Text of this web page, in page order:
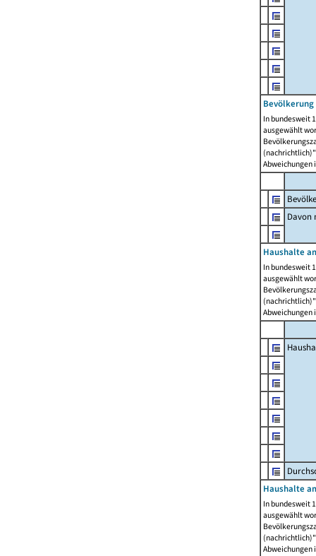
In bundesweit
ausgewählt
Abweichungen
Davon
Haushalte
In bundesweit
ausgewählt
Abweichungen
Haushalte
In bundesweit
ausgewählt
Abweichungen